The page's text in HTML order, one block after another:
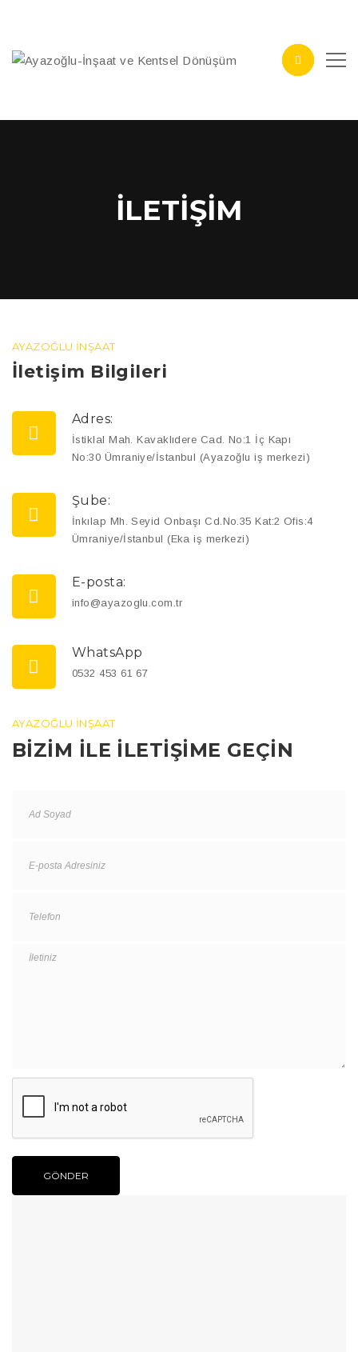
İLETIŞIM
AYAZOĞLU İNŞAAT
İletişim Bilgileri
Adres:
İstiklal Mah. Kavaklıdere Cad. No:1 İç Kapı
No:30 Ümraniye/İstanbul (Ayazoğlu iş merkezi)
Şube:
İnkılap Mh. Seyid Onbaşı Cd.No.35 Kat:2 Ofis:4
Ümraniye/İstanbul (Eka iş merkezi)
E-posta:
info@ayazoglu.com.tr
WhatsApp
0532 453 61 67
AYAZOĞLU İNŞAAT
BİZİM İLE İLETİŞİME GEÇİN